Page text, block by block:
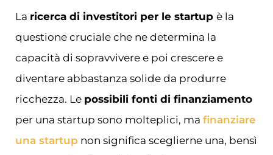
La ricerca di investitori per le startup è la
questione cruciale che ne determina la
capacità di sopravvivere e poi crescere e
diventare abbastanza solide da produrre
ricchezza. Le possibili fonti di finanziamento
per una startup sono molteplici, ma finanziare
una startup non significa sceglierne una, bensì